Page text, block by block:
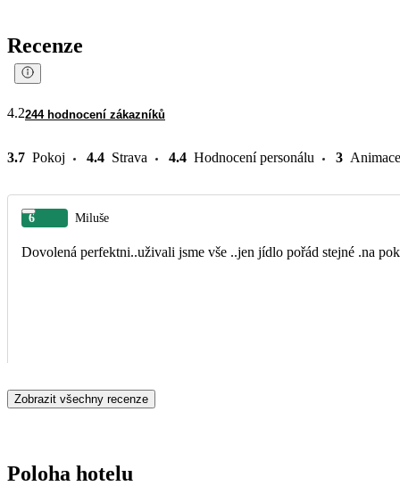
Recenze
4.2244 hodnocení zákazníků
3.7 Pokoj 4.4 Strava 4.4 Hodnocení personálu 3 Animace
6 Miluše
Dovolená perfektni..uživali jsme vše ..jen jídlo pořád stejné .na
Zobrazit všechny recenze
Poloha hotelu